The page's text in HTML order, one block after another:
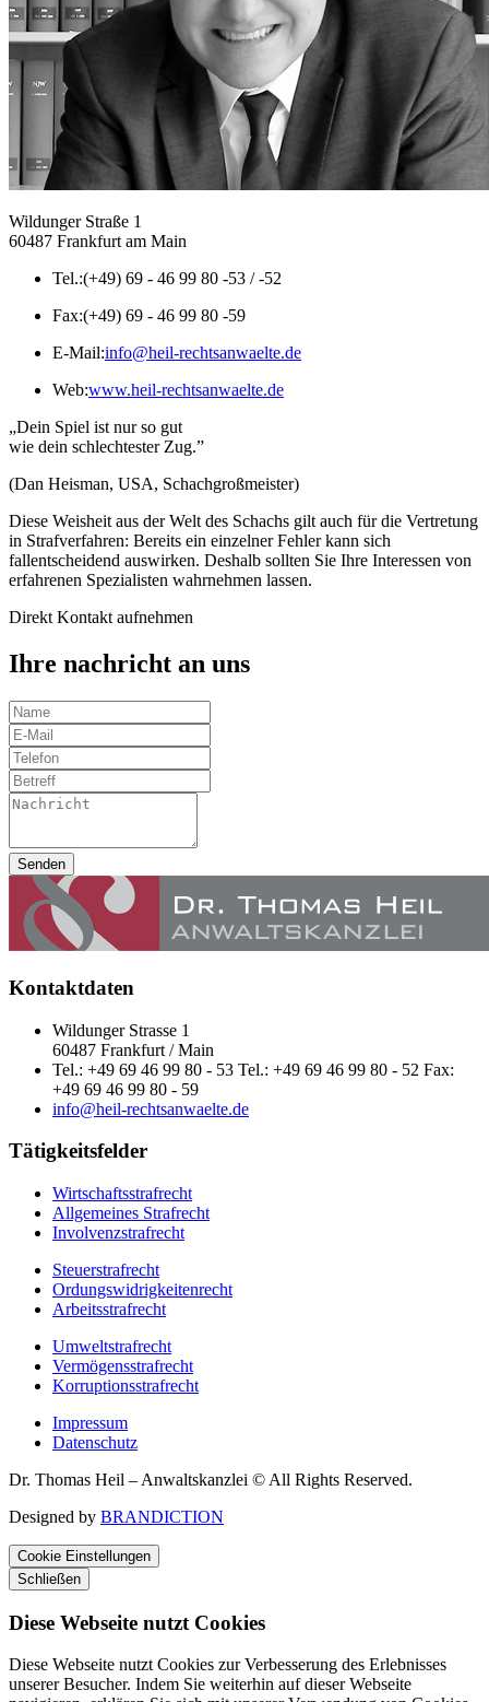
Wildunger Straße 1
60487 Frankfurt am Main
Tel.:(+49) 69 - 46 99 80 -53 / -52
Fax:(+49) 69 - 46 99 80 -59
E-Mail:info@heil-rechtsanwaelte.de
Web:www.heil-rechtsanwaelte.de
„Dein Spiel ist nur so gut
wie dein schlechtester Zug.”
(Dan Heisman, USA, Schachgroßmeister)
Diese Weisheit aus der Welt des Schachs gilt auch für die Vertretung
in Strafverfahren: Bereits ein einzelner Fehler kann sich
fallentscheidend auswirken. Deshalb sollten Sie Ihre Interessen von
erfahrenen Spezialisten wahrnehmen lassen.
Direkt Kontakt aufnehmen
Ihre nachricht an uns
Senden
Kontaktdaten
Wildunger Strasse 1
60487 Frankfurt / Main
Tel.: +49 69 46 99 80 - 53 Tel.: +49 69 46 99 80 - 52 Fax:
+49 69 46 99 80 - 59
info@heil-rechtsanwaelte.de
Tätigkeitsfelder
Wirtschaftsstrafrecht
Allgemeines Strafrecht
Involvenzstrafrecht
Steuerstrafrecht
Ordungswidrigkeitenrecht
Arbeitsstrafrecht
Umweltstrafrecht
Vermögensstrafrecht
Korruptionsstrafrecht
Impressum
Datenschutz
Dr. Thomas Heil – Anwaltskanzlei © All Rights Reserved.
Designed by BRANDICTION
Cookie Einstellungen
Schließen
Diese Webseite nutzt Cookies
Diese Webseite nutzt Cookies zur Verbesserung des Erlebnisses
unserer Besucher. Indem Sie weiterhin auf dieser Webseite